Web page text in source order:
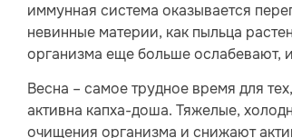
иммунная система оказывается
невинные материи, как пыльца
организма еще больше ослабевают,
Весна – самое трудное время для
активна капха-доша. Тяжелые,
очищения организма и снижают